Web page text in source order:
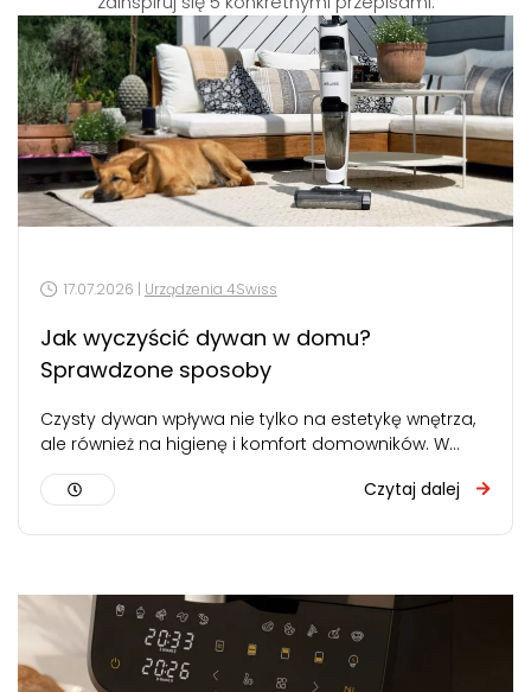
17.07.2026 | Urządzenia 4Swiss
Jak wyczyścić dywan w domu?
Sprawdzone sposoby
Czysty dywan wpływa nie tylko na estetykę wnętrza,
ale również na higienę i komfort domowników. W
zależności od rodzaju zabrudzeń…
Czytaj dalej